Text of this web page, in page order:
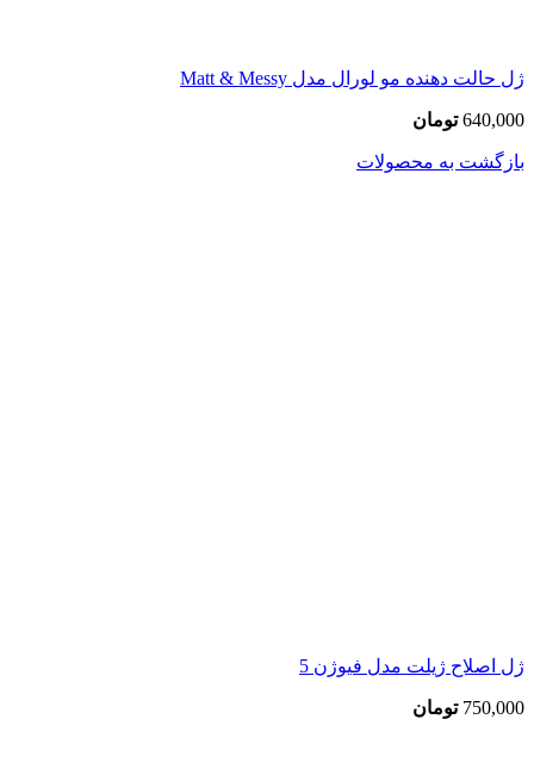
ژل حالت دهنده مو لورال مدل Matt & Messy
640,000 تومان
بازگشت به محصولات
ژل اصلاح ژیلت مدل فیوژن 5
750,000 تومان